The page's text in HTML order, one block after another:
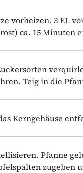
vorheizen. 3 EL
ca. 15 Minuten
Teig in die
Kerngehäuse
Pfanne
zugeben